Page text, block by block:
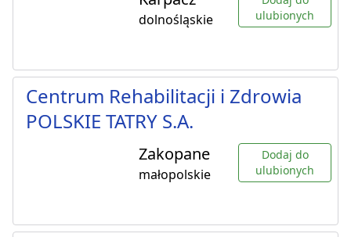
dolnośląskie
ulubionych
Centrum Rehabilitacji i Zdrowia
POLSKIE TATRY S.A.
Zakopane
małopolskie
Dodaj do
ulubionych